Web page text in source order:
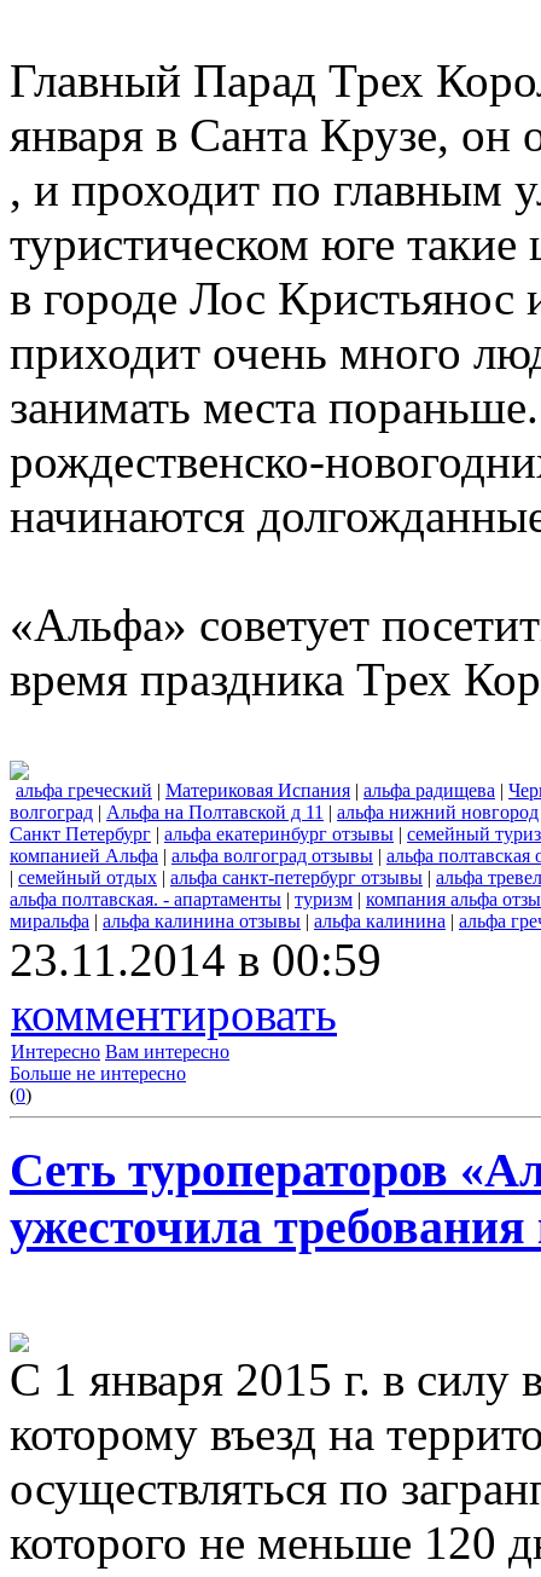
Главный Парад Трех
января в Санта Крузе, он
, и проходит по главным
туристическом юге
в городе Лос Кристьянос
приходит очень много
занимать места
рождественско-
начинаются
«Альфа» советует
время праздника Трех
альфа греческий | Материковая Испания | альфа радищева |
волгоград | Альфа на Полтавской д 11 | альфа нижний новгород
Санкт Петербург | альфа екатеринбург отзывы | семейный
компанией Альфа | альфа волгоград отзывы | альфа полтавская
| семейный отдых | альфа санкт-петербург отзывы | альфа
альфа полтавская. - апартаменты | туризм | компания альфа
миральфа | альфа калинина отзывы | альфа калинина | альфа
23.11.2014 в 00:59
комментировать
Интересно Вам интересно
Больше не интересно
(0)
Сеть туроператоров
ужесточила
С 1 января 2015 г. в силу
которому въезд на
осуществляться по
которого не меньше 120